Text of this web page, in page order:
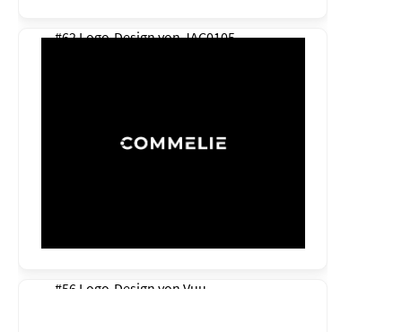
#62 Logo-Design vonJAC0105
#56 Logo-Design von Vuu